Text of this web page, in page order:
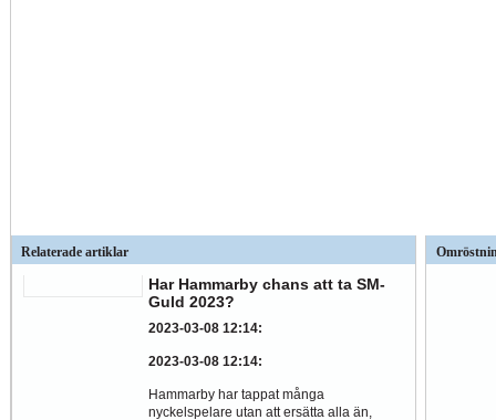
Relaterade artiklar
Har Hammarby chans att ta SM-
Guld 2023?
2023-03-08 12:14:
2023-03-08 12:14:
Hammarby har tappat många
nyckelspelare utan att ersätta alla än,